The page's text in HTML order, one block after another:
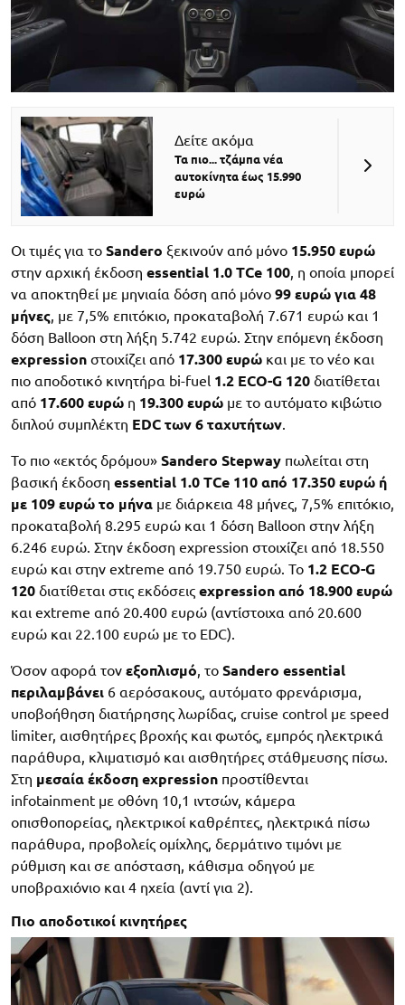
Δείτε ακόμα
Τα πιο... τζάμπα νέα
αυτοκίνητα έως 15.990
ευρώ
Οι τιμές για το Sandero ξεκινούν από μόνο 15.950 ευρώ
στην αρχική έκδοση essential 1.0 TCe 100, η οποία μπορεί
να αποκτηθεί με μηνιαία δόση από μόνο 99 ευρώ για 48
μήνες, με 7,5% επιτόκιο, προκαταβολή 7.671 ευρώ και 1
δόση Balloon στη λήξη 5.742 ευρώ. Στην επόμενη έκδοση
expression στοιχίζει από 17.300 ευρώ και με το νέο και
πιο αποδοτικό κινητήρα bi-fuel 1.2 ECO-G 120 διατίθεται
από 17.600 ευρώ η 19.300 ευρώ με το αυτόματο κιβώτιο
διπλού συμπλέκτη EDC των 6 ταχυτήτων.
Το πιο «εκτός δρόμου» Sandero Stepway πωλείται στη
βασική έκδοση essential 1.0 TCe 110 από 17.350 ευρώ ή
με 109 ευρώ το μήνα με διάρκεια 48 μήνες, 7,5% επιτόκιο,
προκαταβολή 8.295 ευρώ και 1 δόση Balloon στην λήξη
6.246 ευρώ. Στην έκδοση expression στοιχίζει από 18.550
ευρώ και στην extreme από 19.750 ευρώ. Το 1.2 ECO-G
120 διατίθεται στις εκδόσεις expression από 18.900 ευρώ
και extreme από 20.400 ευρώ (αντίστοιχα από 20.600
ευρώ και 22.100 ευρώ με το EDC).
Όσον αφορά τον εξοπλισμό, το Sandero essential
περιλαμβάνει 6 αερόσακους, αυτόματο φρενάρισμα,
υποβοήθηση διατήρησης λωρίδας, cruise control με speed
limiter, αισθητήρες βροχής και φωτός, εμπρός ηλεκτρικά
παράθυρα, κλιματισμό και αισθητήρες στάθμευσης πίσω.
Στη μεσαία έκδοση expression προστίθενται
infotainment με οθόνη 10,1 ιντσών, κάμερα
οπισθοπορείας, ηλεκτρικοί καθρέπτες, ηλεκτρικά πίσω
παράθυρα, προβολείς ομίχλης, δερμάτινο τιμόνι με
ρύθμιση και σε απόσταση, κάθισμα οδηγού με
υποβραχιόνιο και 4 ηχεία (αντί για 2).
Πιο αποδοτικοί κινητήρες